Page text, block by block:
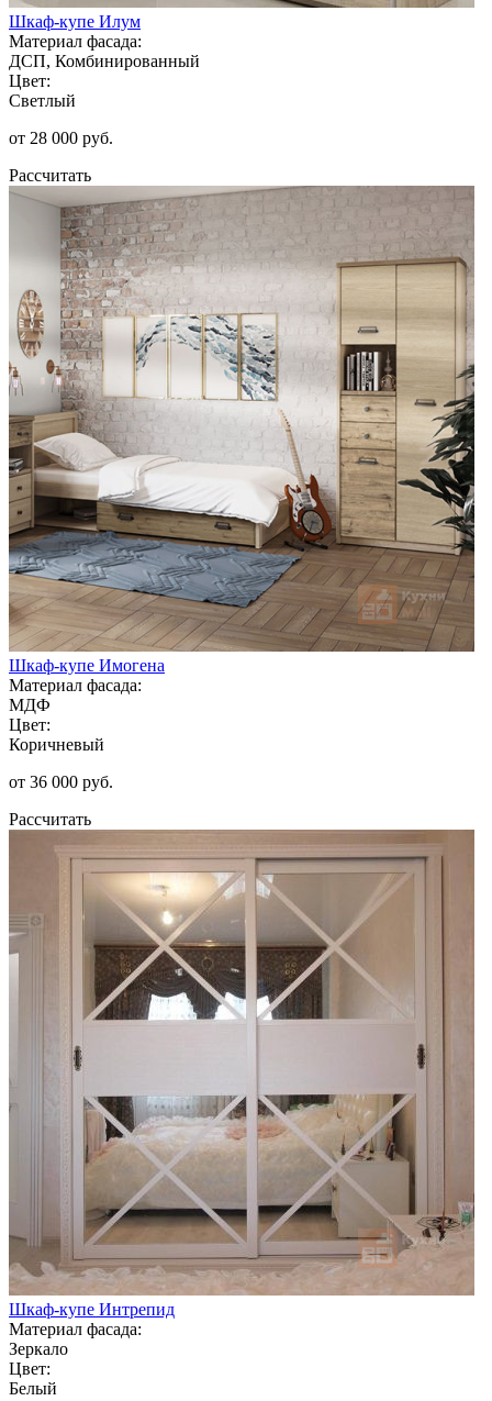
Шкаф-купе Илум
Материал фасада:
ДСП, Комбинированный
Цвет:
Светлый
от 28 000 руб.
Рассчитать
Шкаф-купе Имогена
Материал фасада:
МДФ
Цвет:
Коричневый
от 36 000 руб.
Рассчитать
Шкаф-купе Интрепид
Материал фасада:
Зеркало
Цвет:
Белый